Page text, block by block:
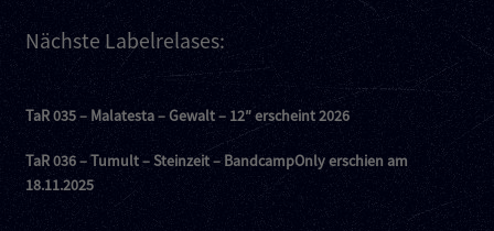
Nächste Labelrelases:
TaR 035 – Malatesta – Gewalt – 12″ erscheint 2026
TaR 036 – Tumult – Steinzeit – BandcampOnly erschien am
18.11.2025